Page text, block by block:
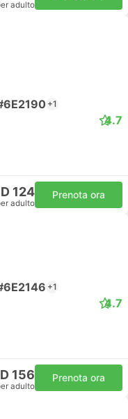
adulto
+1
4.7
124
adulto
Prenota ora
+1
4.7
156
adulto
Prenota ora